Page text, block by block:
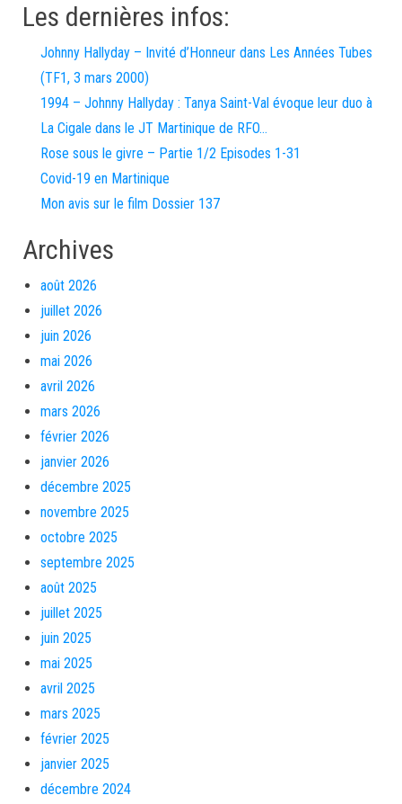
Les dernières infos:
Johnny Hallyday – Invité d’Honneur dans Les Années Tubes
(TF1, 3 mars 2000)
1994 – Johnny Hallyday : Tanya Saint-Val évoque leur duo à
La Cigale dans le JT Martinique de RFO…
Rose sous le givre – Partie 1/2 Episodes 1-31
Covid-19 en Martinique
Mon avis sur le film Dossier 137
Archives
août 2026
juillet 2026
juin 2026
mai 2026
avril 2026
mars 2026
février 2026
janvier 2026
décembre 2025
novembre 2025
octobre 2025
septembre 2025
août 2025
juillet 2025
juin 2025
mai 2025
avril 2025
mars 2025
février 2025
janvier 2025
décembre 2024